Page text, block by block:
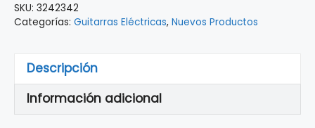
Club,
Stain
cantidad
SKU: 3242342
Categorías: Guitarras Eléctricas, Nuevos Productos
Descripción
Información adicional